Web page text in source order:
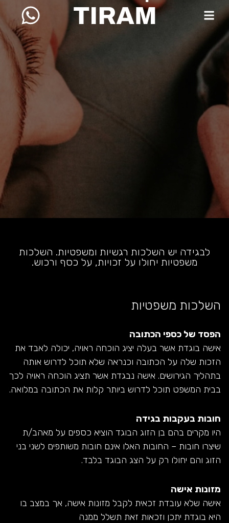
לבגידה יש השלכות רגשיות ומשפטיות. השלכות
משפטיות יחולו על זכויות, על כסף ורכוש.
השלכות משפטיות
הפסד של כספי הכתובה
אישה בוגדת אשר בעלה יציג הוכחה ראויה, יכולה לאבד את
הזכות שלה על הכתובה וכנראה שלא תוכל לדרוש אותה
בתהליך הגירושים. אישה נבגדת אשר תציג הוכחה ראויה לכך
בבית המשפט תוכל לדרוש ביותר קלות את הכתובה במלואה.
חובות בעקבות בגידה
היו מקרים בהם בן הזוג הבוגד הוציא כספים על מאהב/ת
שיצרו חובות – החובות האלו אינם חובות משותפים לשני בני
הזוג והם יחולו רק על הצג הבוגד בלבד.
מזונות אישה
אישה שלא עובדת זכאית לקבל מזונות אישה, אך במצב בו
היא בוגדת יתכן וזכאות זאת תשלל ממנה